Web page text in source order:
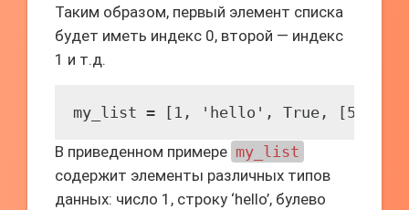
Таким образом, первый элемент списка
будет иметь индекс 0, второй — индекс
1 и т.д.
my_list = [1, 'hello', True, [5, 6,
В приведенном примере my_list
содержит элементы различных типов
данных: число 1, строку ‘hello’, булево